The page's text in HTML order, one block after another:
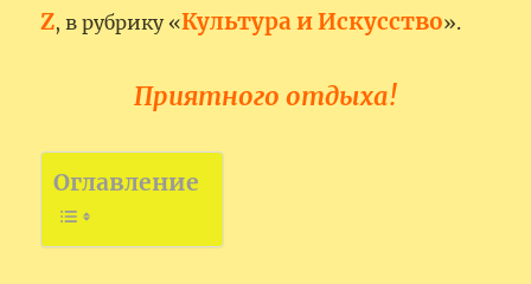
Z, в рубрику «Культура и Искусство».
Приятного отдыха!
Оглавление